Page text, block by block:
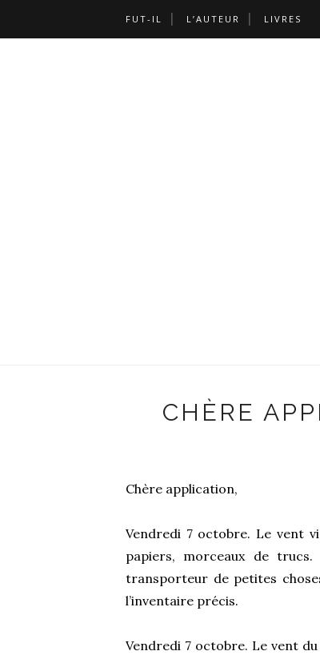
FUT-IL L’AUTEUR LIVRES
CHÈRE
Chère application,
Vendredi 7 octobre. Le vent
papiers, morceaux de
transporteur de petites
l’inventaire précis.
Vendredi 7 octobre. Le vent